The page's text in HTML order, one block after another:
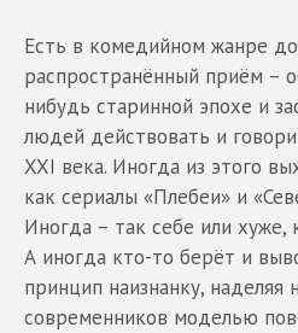
Есть в комедийном жанре
распространённый приём –
нибудь старинной эпохе и
людей действовать и
XXI века. Иногда из этого
как сериалы «Плебеи» и
Иногда – так себе или хуже,
А иногда кто-то берёт и
принцип наизнанку, наделяя
современников моделью